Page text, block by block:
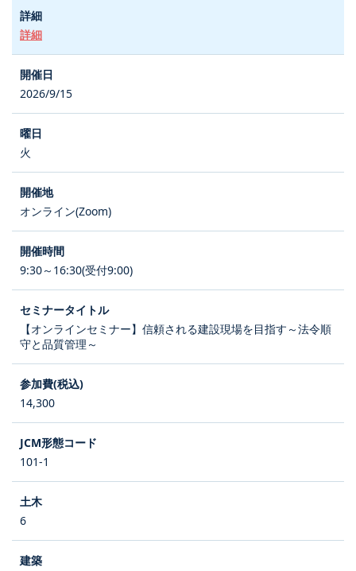
詳細
2026/9/15
火
オンライン(Zoom)
9:30～16:30(受付9:00)
【オンラインセミナー】信頼される建設現場を目指す～法令順
守と品質管理～
14,300
101-1
6